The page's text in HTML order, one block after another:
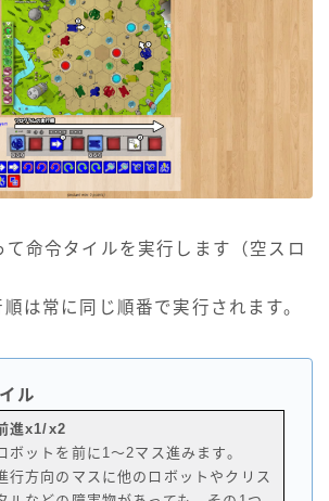
て命令タイルを実行します（空スロ
は常に同じ順番で実行されます。
ル
進x1/x2
ボットを前に1～2マス進みます。
行方向のマスに他のロボットやクリス